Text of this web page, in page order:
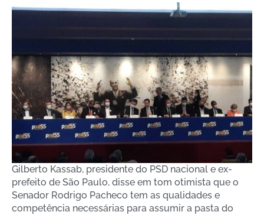
Gilberto Kassab, presidente do PSD nacional e ex-
prefeito de São Paulo, disse em tom otimista que o
Senador Rodrigo Pacheco tem as qualidades e
competência necessárias para assumir a pasta do